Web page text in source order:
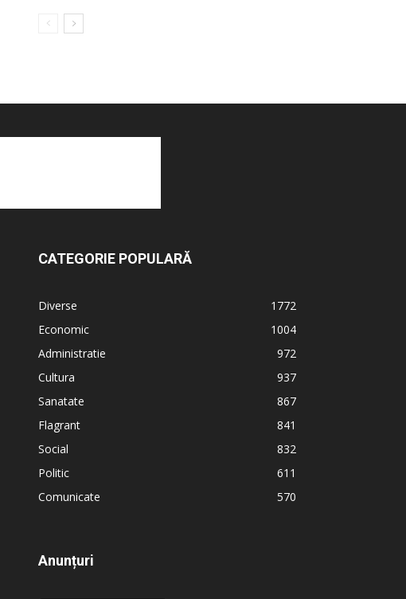
CATEGORIE POPULARĂ
Diverse
1772
Economic
1004
Administratie
972
Cultura
937
Sanatate
867
Flagrant
841
Social
832
Politic
611
Comunicate
570
Anunțuri